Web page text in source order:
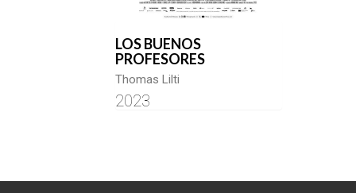
LOS BUENOS
PROFESORES
Thomas Lilti
2023